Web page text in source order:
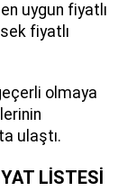
uygun fiyatlı
fiyatlı
olmaya
ulaştı.
LİSTESİ